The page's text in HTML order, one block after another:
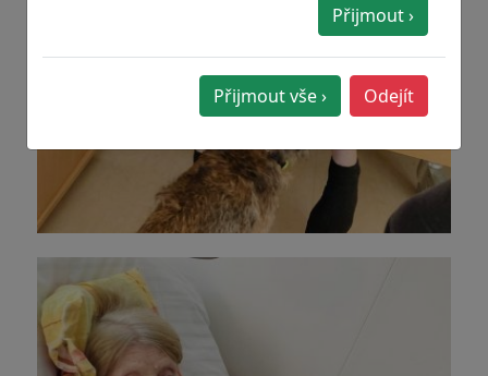
Přijmout ›
Přijmout vše › Odejít